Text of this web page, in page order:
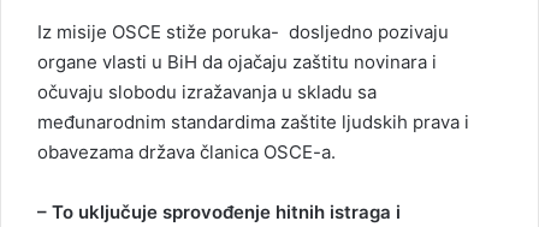
Iz misije OSCE stiže poruka- dosljedno pozivaju
organe vlasti u BiH da ojačaju zaštitu novinara i
očuvaju slobodu izražavanja u skladu sa
međunarodnim standardima zaštite ljudskih prava i
obavezama država članica OSCE-a.
– To uključuje sprovođenje hitnih istraga i